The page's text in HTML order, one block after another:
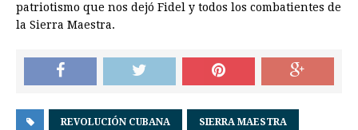
patriotismo que nos dejó Fidel y todos los combatientes de
la Sierra Maestra.
REVOLUCIÓN CUBANA SIERRA MAESTRA